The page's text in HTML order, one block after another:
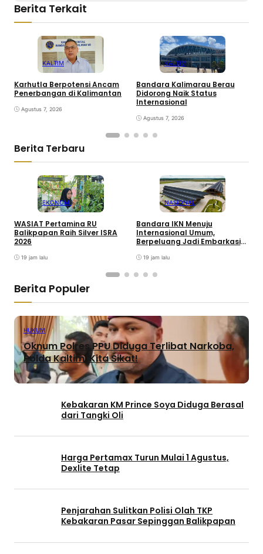
Berita Terkait
KALTIM
Karhutla Berpotensi Ancam
Penerbangan di Kalimantan
Agustus 7, 2026
KALTIM
Bandara Kalimarau Berau
Didorong Naik Status
Internasional
Agustus 7, 2026
Berita Terbaru
EKONOMI
WASIAT Pertamina RU
Balikpapan Raih Silver ISRA
2026
19 jam lalu
NASIONAL
Bandara IKN Menuju
Internasional Umum,
Berpeluang Jadi Embarkasi
19 jam lalu
Berita Populer
HUKUM
Oknum Polres PPU Diduga Terlibat Narkoba,
Polda Kaltim: Kita Sikat!
Kebakaran KM Prince Soya Diduga Berasal
dari Tangki Oli
Harga Pertamax Turun Mulai 1 Agustus,
Dexlite Tetap
Penjarahan Sulitkan Polisi Olah TKP
Kebakaran Pasar Sepinggan Balikpapan